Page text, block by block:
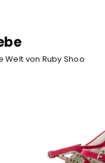
Welt von Ruby Shoo